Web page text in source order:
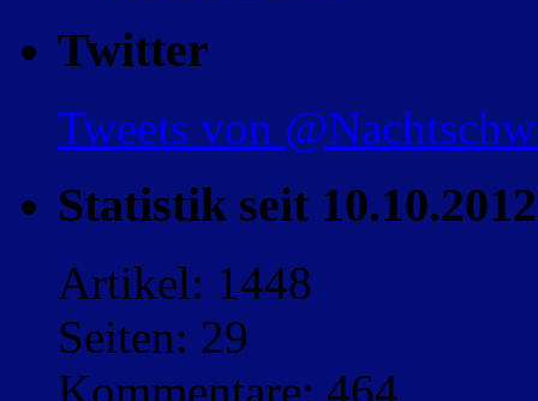
Twitter
Tweets von
Statistik seit 10.10.2012
Artikel: 1448
Seiten: 29